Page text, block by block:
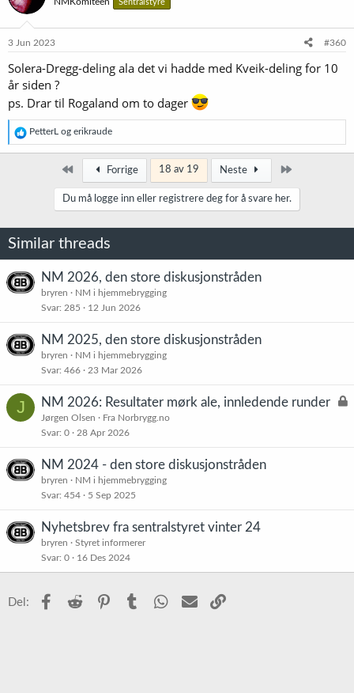
j
o
e
:
3 Jun 2023 #360
Solera-Dregg-deling ala det vi hadde med Kveik-deling for 10
år siden ?
ps. Drar til Rogaland om to dager
R
e
a
r
PetterL og erikraude
Først Forrige 18 av 19 Neste
Du må logge inn eller registrere deg for å svare her.
Similar threads
NM 2026, den store diskusjonstråden
bryren
NM i hjemmebrygging
Svar 285 12 Jun 2026
NM 2025, den store diskusjonstråden
bryren
NM i hjemmebrygging
Svar 466 23 Mar 2026
J
L
NM 2026: Resultater mørk ale, innledende runder
Jørgen Olsen
Fra Norbrygg.no
Svar 0 28 Apr 2026
NM 2024 - den store diskusjonstråden
bryren
NM i hjemmebrygging
Svar 454 5 Sep 2025
Nyhetsbrev fra sentralstyret vinter 24
bryren
Styret informerer
Svar 0 16 Des 2024
Del: Facebook
Reddit PinterestTumblr WhatsApp
E-post